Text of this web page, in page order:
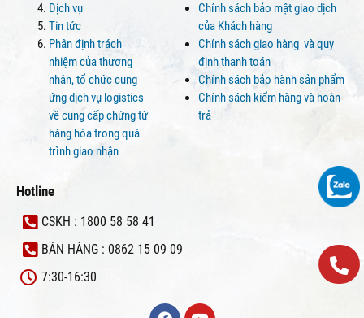
Dịch vụ
Tin tức
Phân định trách
nhiệm của thương
nhân, tổ chức cung
ứng dịch vụ logistics
về cung cấp chứng từ
hàng hóa trong quá
trình giao nhận
Chính sách bảo mật giao dịch
của Khách hàng
Chính sách giao hàng và quy
định thanh toán
Chính sách bảo hành sản phẩm
Chính sách kiểm hàng và hoàn
trả
Hotline
CSKH : 1800 58 58 41
BÁN HÀNG : 0862 15 09 09
7:30-16:30